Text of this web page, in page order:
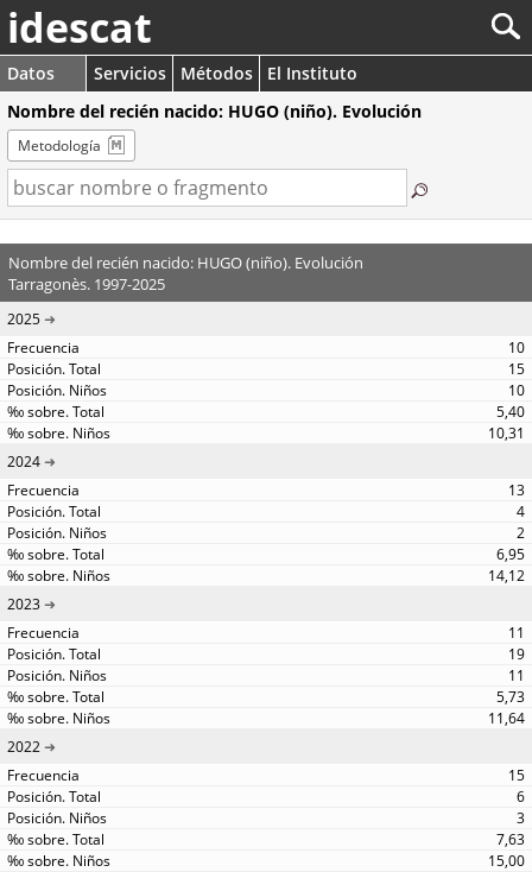
idescat
Datos Servicios Métodos
El Instituto
Nombre del recién nacido: HUGO (niño). Evolución
Metodología
Nombre del recién nacido: HUGO (niño). Evolución
Tarragonès. 1997-2025
2025
10
15
10
5,40
10,31
2024
13
4
2
6,95
14,12
2023
11
19
11
5,73
11,64
2022
15
6
3
7,63
15,00